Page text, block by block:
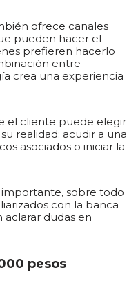
ofrece canales
pueden hacer el
prefieren hacerlo
entre
crea una experiencia
el cliente puede elegir
realidad: acudir a una
asociados o iniciar la
sobre todo
con la banca
dudas en
pesos